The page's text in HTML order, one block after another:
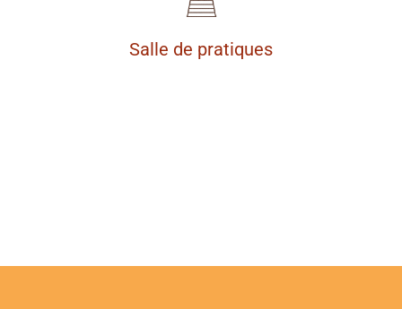
Salle de pratiques